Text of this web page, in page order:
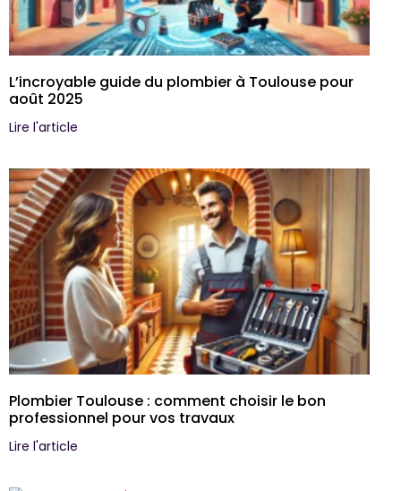
L’incroyable guide du plombier à Toulouse pour
août 2025
Lire l'article
Plombier Toulouse : comment choisir le bon
professionnel pour vos travaux
Lire l'article